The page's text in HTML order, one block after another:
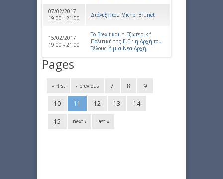
07/02/2017
19:00 - 21:00
Διάλεξη του Michel Brunet
15/02/2017
19:00 - 21:00
Το Brexit και η Εξωτερική
Πολιτική της Ε.Ε.: η Αρχή του
Τέλους ή μια Νέα Αρχή;
Pages
« first ‹ previous 7 8 9
10 11 12 13 14
15 next › last »